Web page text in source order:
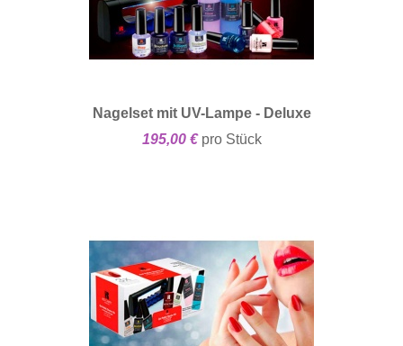
Nagelset mit UV-Lampe - Deluxe
195,00 € pro Stück